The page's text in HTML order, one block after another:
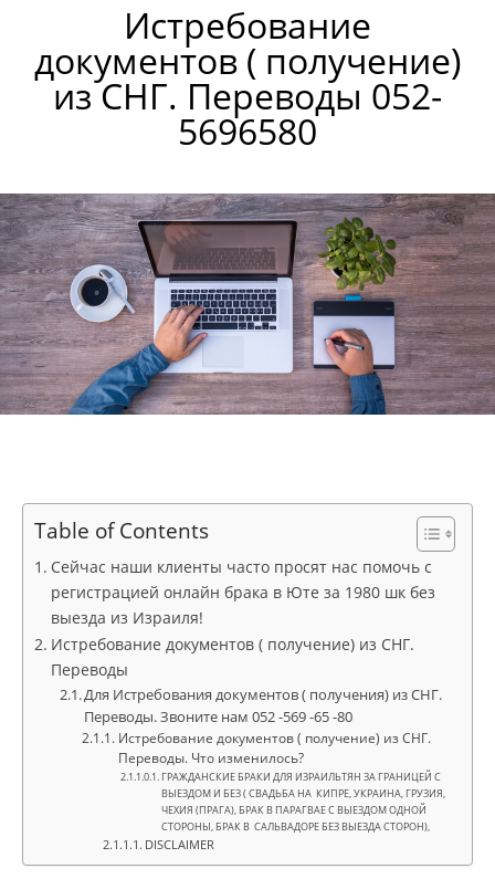
Истребование
документов ( получение)
из СНГ. Переводы 052-
5696580
Table of Contents
Сейчас наши клиенты часто просят нас помочь с
регистрацией онлайн брака в Юте за 1980 шк без
выезда из Израиля!
Истребование документов ( получение) из СНГ.
Переводы
Для Истребования документов ( получения) из СНГ.
Переводы. Звоните нам 052 -569 -65 -80
Истребование документов ( получение) из СНГ.
Переводы. Что изменилось?
ГРАЖДАНСКИЕ БРАКИ ДЛЯ ИЗРАИЛЬТЯН ЗА ГРАНИЦЕЙ С
ВЫЕЗДОМ И БЕЗ ( СВАДЬБА НА КИПРЕ, УКРАИНА, ГРУЗИЯ,
ЧЕХИЯ (ПРАГА), БРАК В ПАРАГВАЕ С ВЫЕЗДОМ ОДНОЙ
СТОРОНЫ, БРАК В САЛЬВАДОРЕ БЕЗ ВЫЕЗДА СТОРОН),
DISCLAIMER